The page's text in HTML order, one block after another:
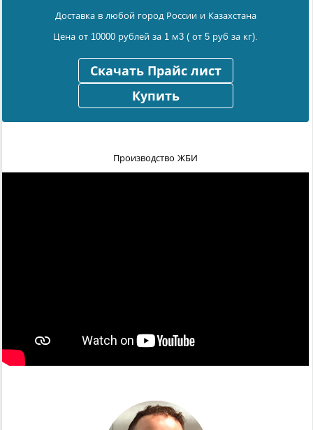
Доставка в любой город России и Казахстана
Цена от 10000 рублей за 1 м3 ( от 5 руб за кг).
Скачать Прайс лист
Купить
Производство ЖБИ